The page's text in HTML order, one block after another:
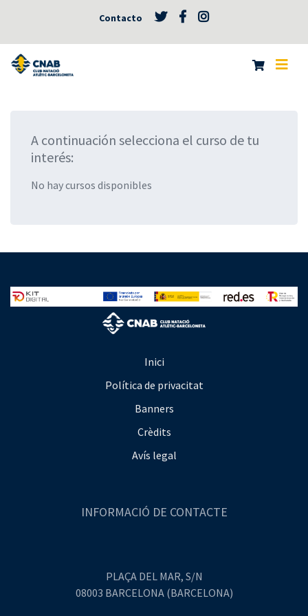
Contacto
A continuación selecciona el curso de tu
interés:
No hay cursos disponibles
Inici
Política de privacitat
Banners
Crèdits
Avís legal
INFORMACIÓ DE CONTACTE
PLAÇA DEL MAR, S/N
08003 BARCELONA (BARCELONA)